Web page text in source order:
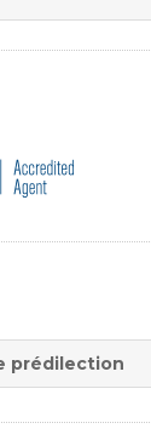
prédilection